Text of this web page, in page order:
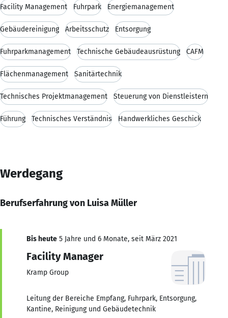
Facility Management Fuhrpark Energiemanagement
Gebäudereinigung Arbeitsschutz Entsorgung
Fuhrparkmanagement Technische Gebäudeausrüstung CAFM
Flächenmanagement Sanitärtechnik
Technisches Projektmanagement Steuerung von Dienstleistern
Führung Technisches Verständnis Handwerkliches Geschick
Werdegang
Berufserfahrung von Luisa Müller
Bis heute 5 Jahre und 6 Monate, seit März 2021
Facility Manager
Kramp Group
Leitung der Bereiche Empfang, Fuhrpark, Entsorgung,
Kantine, Reinigung und Gebäudetechnik